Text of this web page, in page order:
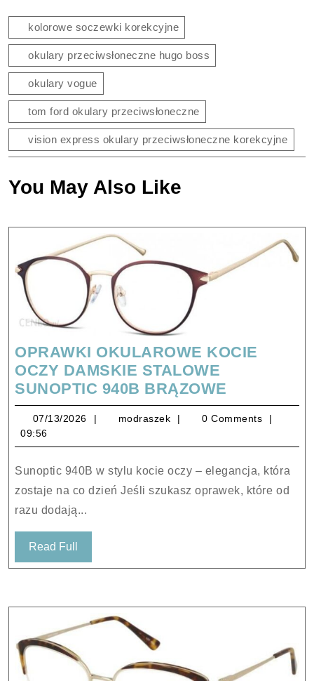
kolorowe soczewki korekcyjne
okulary przeciwsłoneczne hugo boss
okulary vogue
tom ford okulary przeciwsłoneczne
vision express okulary przeciwsłoneczne korekcyjne
You May Also Like
OPRAWKI OKULAROWE KOCIE
OCZY DAMSKIE STALOWE
SUNOPTIC 940B BRĄZOWE
KOCIE
OCZY
STALOWE
SUNOPTIC
07/13/2026 07/13/2026
modraszek modraszek
0 Comments
09:56
Sunoptic 940B w stylu kocie oczy – elegancja, która
zostaje na co dzień Jeśli szukasz oprawek, które od
razu dodają...
Read Full
Full